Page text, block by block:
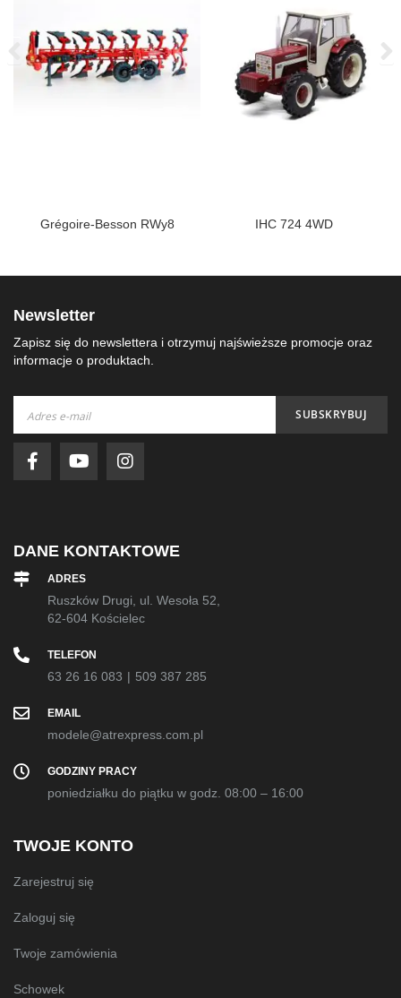
Grégoire-Besson RWy8 IHC 724 4WD
Newsletter
Zapisz się do newslettera i otrzymuj najświeższe promocje oraz
informacje o produktach.
nasz
newsletter:
SUBSKRYBUJ
DANE KONTAKTOWE
ADRES
Ruszków Drugi, ul. Wesoła 52,
62-604 Kościelec
TELEFON
63 26 16 083 | 509 387 285
EMAIL
modele@atrexpress.com.pl
GODZINY PRACY
poniedziałku do piątku w godz. 08:00 – 16:00
TWOJE KONTO
Zarejestruj się
Zaloguj się
Twoje zamówienia
Schowek